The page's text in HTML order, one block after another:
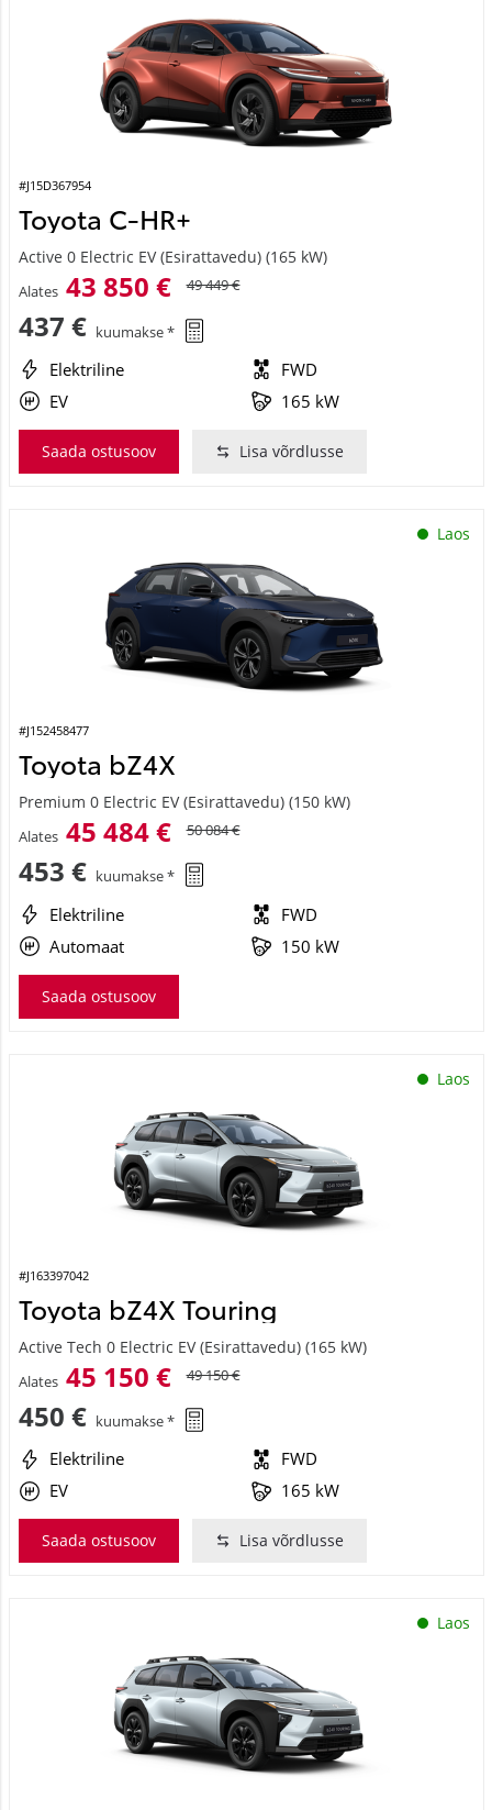
#J15D367954
Toyota C-HR+
Active 0 Electric EV (Esirattavedu) (165 kW)
Alates 43 850 € 49 449 €
437 € kuumakse *
Elektriline
FWD
EV
165 kW
Saada ostusoov Lisa võrdlusse
Laos
#J152458477
Toyota bZ4X
Premium 0 Electric EV (Esirattavedu) (150 kW)
Alates 45 484 € 50 084 €
453 € kuumakse *
Elektriline
FWD
Automaat
150 kW
Saada ostusoov
Laos
#J163397042
Toyota bZ4X Touring
Active Tech 0 Electric EV (Esirattavedu) (165 kW)
Alates 45 150 € 49 150 €
450 € kuumakse *
Elektriline
FWD
EV
165 kW
Saada ostusoov Lisa võrdlusse
Laos